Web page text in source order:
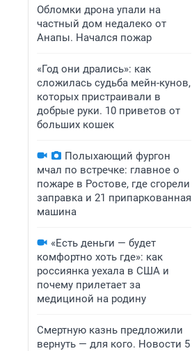
Обломки дрона упали на
частный дом недалеко от
Анапы. Начался пожар
«Год они дрались»: как
сложилась судьба мейн-кунов,
которых пристраивали в
добрые руки. 10 приветов от
больших кошек
Полыхающий фургон
мчал по встречке: главное о
пожаре в Ростове, где сгорели
заправка и 21 припаркованная
машина
«Есть деньги — будет
комфортно хоть где»: как
россиянка уехала в США и
почему прилетает за
медициной на родину
Смертную казнь предложили
вернуть — для кого. Новости 5